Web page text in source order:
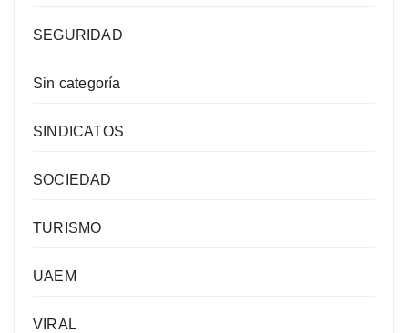
SEGURIDAD
Sin categoría
SINDICATOS
SOCIEDAD
TURISMO
UAEM
VIRAL